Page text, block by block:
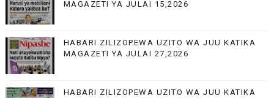
MAGAZETI YA JULAI 15,2026
HABARI ZILIZOPEWA UZITO WA JUU KATIKA
MAGAZETI YA JULAI 27,2026
HABARI ZILIZOPEWA UZITO WA JUU KATIKA